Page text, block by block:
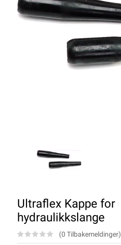
Ultraflex Kappe for
hydraulikkslange
(0 Tilbakemeldinger)